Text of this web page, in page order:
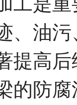
、油
提高
的防